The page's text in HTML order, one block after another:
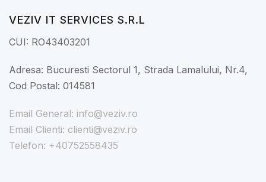
VEZIV IT SERVICES S.R.L
CUI: RO43403201
Adresa: Bucuresti Sectorul 1, Strada Lamalului, Nr.4,
Cod Postal: 014581
Email General: info@veziv.ro
Email Clienti: clienti@veziv.ro
Telefon: +40752558435